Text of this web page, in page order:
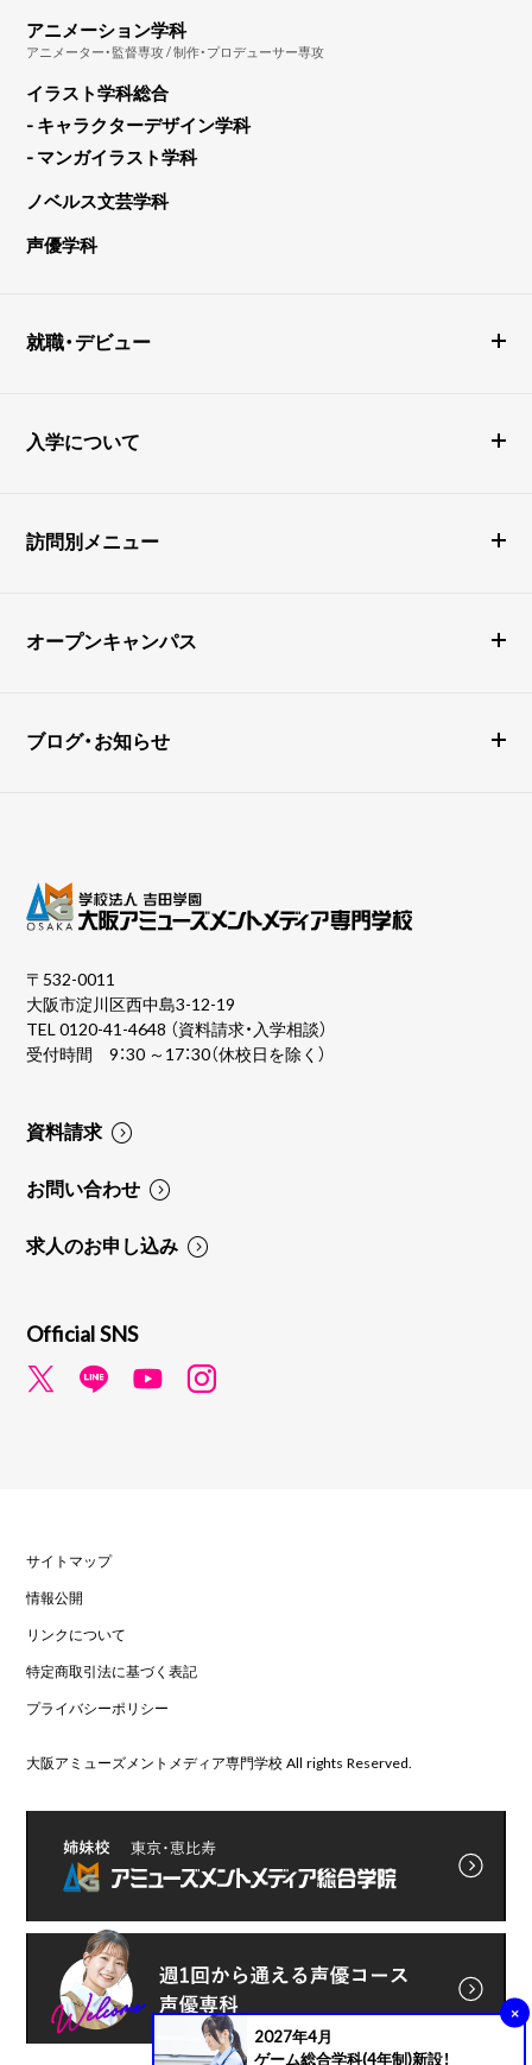
2027年4月
ゲーム総合学科(4年制)新設！
×
アニメーション学科
アニメーター・監督専攻 / 制作・プロデューサー専攻
イラスト学科総合
- キャラクターデザイン学科
- マンガイラスト学科
ノベルス文芸学科
声優学科
就職・デビュー
入学について
訪問別メニュー
オープンキャンパス
ブログ・お知らせ
〒532-0011
大阪市淀川区西中島3-12-19
TEL0120-41-4648 （資料請求・入学相談）
受付時間 9：30 ～17：30（休校日を除く）
資料請求
お問い合わせ
求人のお申し込み
Official SNS
サイトマップ
情報公開
リンクについて
特定商取引法に基づく表記
プライバシーポリシー
大阪アミューズメントメディア専門学校 All rights Reserved.